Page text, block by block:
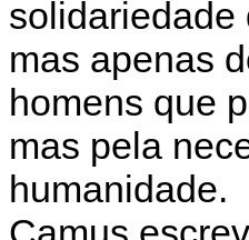
solidariedade
mas apenas
homens que
mas pela
humanidade.